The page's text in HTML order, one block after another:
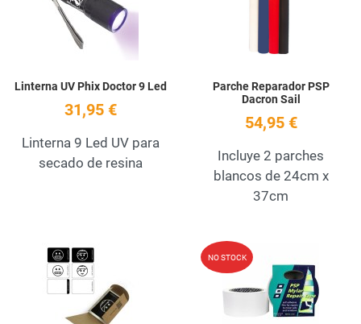
Linterna UV Phix Doctor 9 Led
31,95 €
Linterna 9 Led UV para
secado de resina
Parche Reparador PSP
Dacron Sail
54,95 €
Incluye 2 parches
blancos de 24cm x
37cm
Add to Wishlist
Quick View
NO STOCK